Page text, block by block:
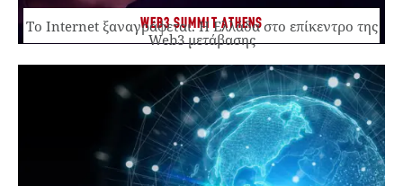
WEB3 SUMMIT ATHENS
Το Internet ξαναγράφεται. Η Ελλάδα στο επίκεντρο της
Web3 μετάβασης